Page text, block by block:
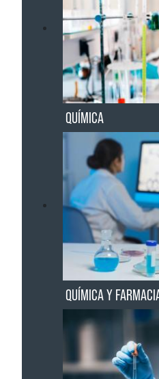
QUÍMICA
QUÍMICA Y